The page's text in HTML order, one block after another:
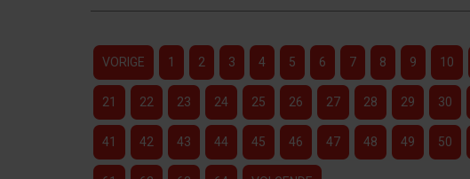
VORIGE 1 2 3 4 5 6 7 8 9 10
21 22 23 24 25 26 27 28 29 30
41 42 43 44 45 46 47 48 49 50